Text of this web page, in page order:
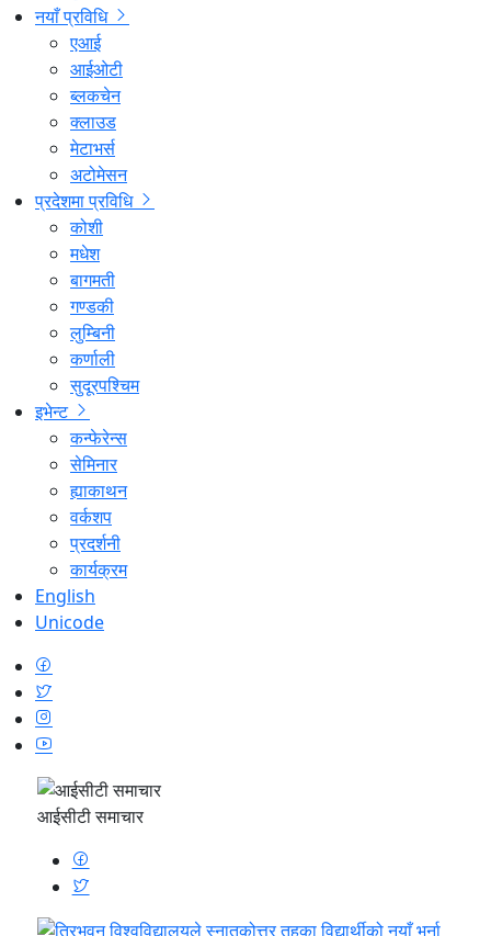
नयाँ प्रविधि
एआई
आईओटी
ब्लकचेन
क्लाउड
मेटाभर्स
अटोमेसन
प्रदेशमा प्रविधि
कोशी
मधेश
बागमती
गण्डकी
लुम्बिनी
कर्णाली
सुदूरपश्चिम
इभेन्ट
कन्फेरेन्स
सेमिनार
ह्याकाथन
वर्कशप
प्रदर्शनी
कार्यक्रम
English
Unicode
आईसीटी समाचार